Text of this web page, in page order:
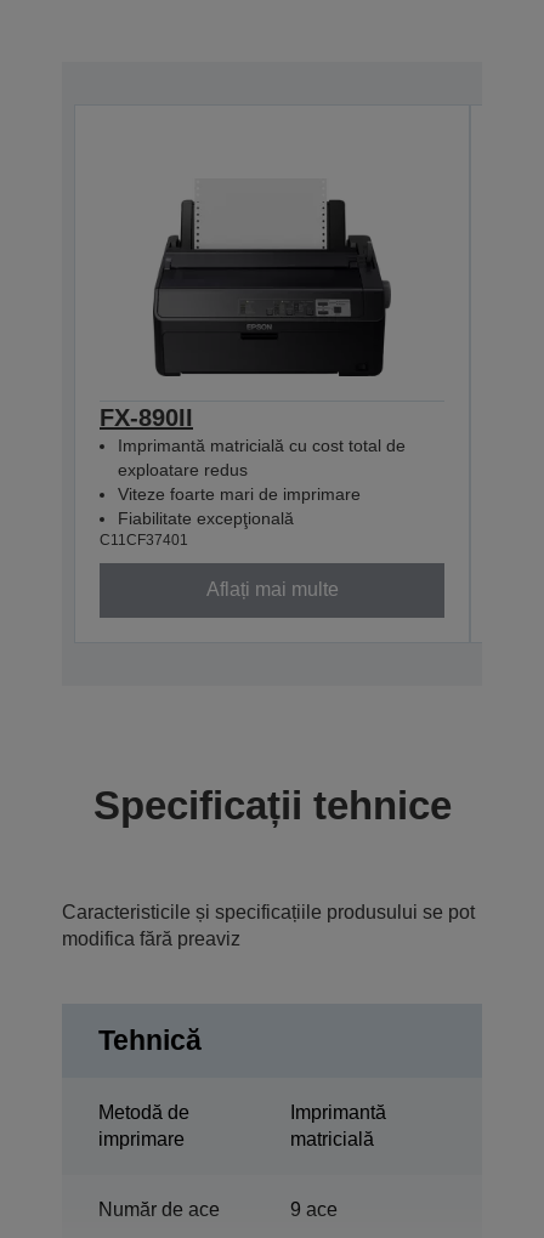
FX-890II
Imprimantă matricială cu cost total de
exploatare redus
Viteze foarte mari de imprimare
Fiabilitate excepţională
C11CF37401
Aflați mai multe
Specificații tehnice
Caracteristicile și specificațiile produsului se pot
modifica fără preaviz
Tehnică
Metodă de
imprimare
Imprimantă
matricială
Număr de ace 9 ace